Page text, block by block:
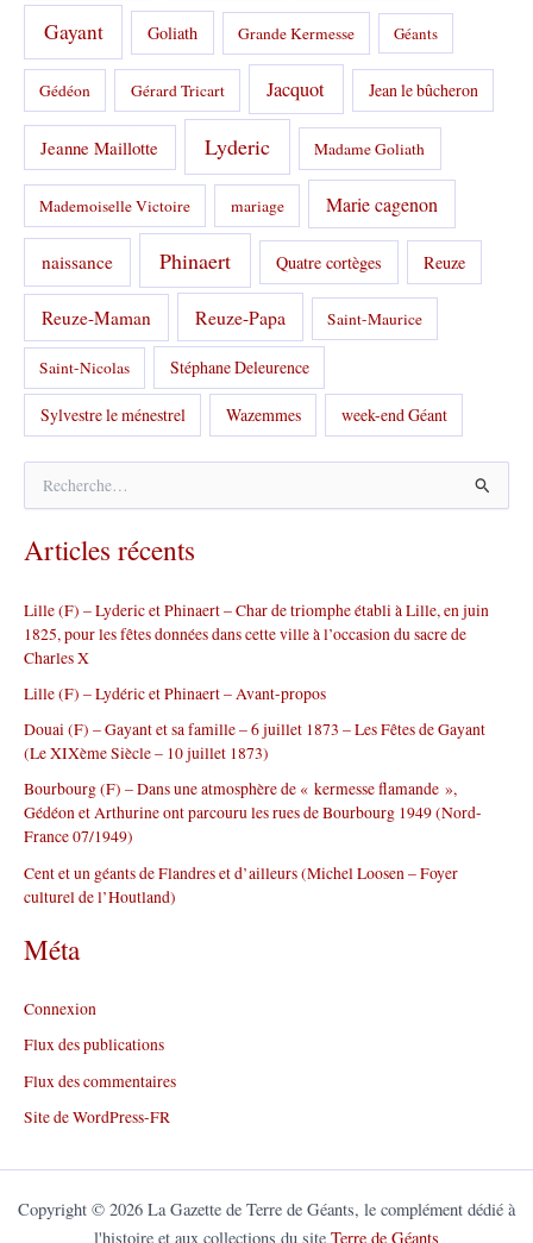
Gayant Goliath Grande Kermesse Géants
Gédéon Gérard Tricart Jacquot Jean le bûcheron
Jeanne Maillotte Lyderic Madame Goliath
Mademoiselle Victoire mariage Marie cagenon
naissance Phinaert Quatre cortèges Reuze
Reuze-Maman Reuze-Papa Saint-Maurice
Saint-Nicolas Stéphane Deleurence
Sylvestre le ménestrel Wazemmes week-end Géant
h
e
c
h
e
r
:
Articles récents
Lille (F) – Lyderic et Phinaert – Char de triomphe établi à Lille, en juin
1825, pour les fêtes données dans cette ville à l’occasion du sacre de
Charles X
Lille (F) – Lydéric et Phinaert – Avant-propos
Douai (F) – Gayant et sa famille – 6 juillet 1873 – Les Fêtes de Gayant
(Le XIXème Siècle – 10 juillet 1873)
Bourbourg (F) – Dans une atmosphère de « kermesse flamande »,
Gédéon et Arthurine ont parcouru les rues de Bourbourg 1949 (Nord-
France 07/1949)
Cent et un géants de Flandres et d’ailleurs (Michel Loosen – Foyer
culturel de l’Houtland)
Méta
Connexion
Flux des publications
Flux des commentaires
Site de WordPress-FR
Copyright © 2026 La Gazette de Terre de Géants, le complément dédié à
l'histoire et aux collections du site Terre de Géants